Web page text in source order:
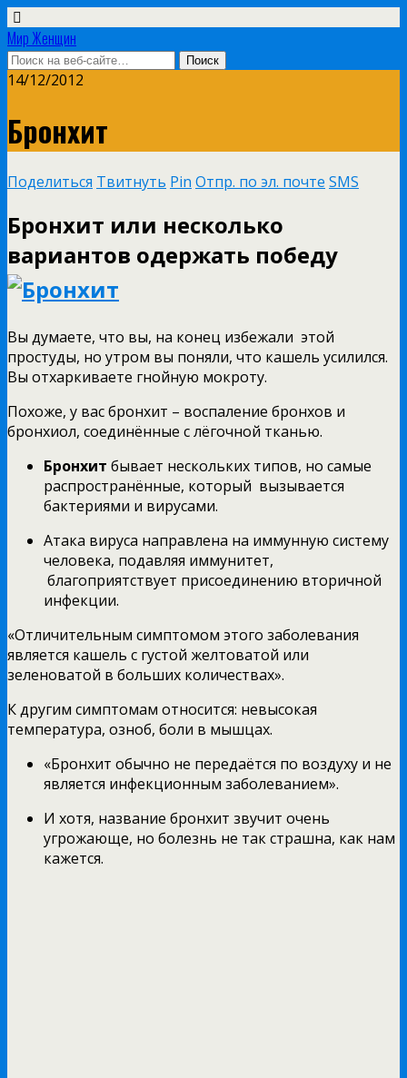
Мир Женщин
14/12/2012
Бронхит
Поделиться Твитнуть Pin Отпр. по эл. почте SMS
Бронхит или несколько
вариантов одержать победу
Вы думаете, что вы, на конец избежали этой
простуды, но утром вы поняли, что кашель усилился.
Вы отхаркиваете гнойную мокроту.
Похоже, у вас бронхит – воспаление бронхов и
бронхиол, соединённые с лёгочной тканью.
Бронхит бывает нескольких типов, но самые
распространённые, который вызывается
бактериями и вирусами.
Атака вируса направлена на иммунную систему
человека, подавляя иммунитет,
благоприятствует присоединению вторичной
инфекции.
«Отличительным симптомом этого заболевания
является кашель с густой желтоватой или
зеленоватой в больших количествах».
К другим симптомам относится: невысокая
температура, озноб, боли в мышцах.
«Бронхит обычно не передаётся по воздуху и не
является инфекционным заболеванием».
И хотя, название бронхит звучит очень
угрожающе, но болезнь не так страшна, как нам
кажется.